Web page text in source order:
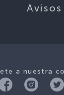
Mapa del